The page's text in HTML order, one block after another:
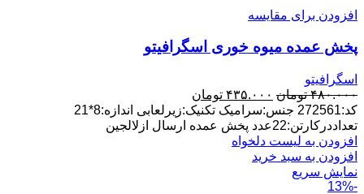
افزودن برای مقایسه
پخش عمده میوه خوری اسگرافیتو
اسگرافیتو
۴۸۰.۰۰۰ تومان قیمت
اصلی:
۴۸۰.۰۰۰ تومان
بود.
۴۳۵.۰۰۰ تومان
فعلی:
۴۳۵.۰۰۰ تومان.
کد:272561 جنس:سرامیک تکنیک:زیرلعابی اندازه:8*21
تعداددرکارتن:22عدد پخش عمده ارسال ازلالجین
افزودن به لیست دلخواه
افزودن به سبد خرید
نمایش سریع
-13%